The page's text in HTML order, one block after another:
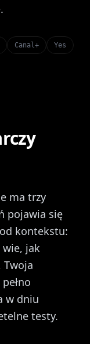
Canal+ Yes
ma trzy
pojawia się
kontekstu:
wie, jak
Twoja
w dniu
testy.